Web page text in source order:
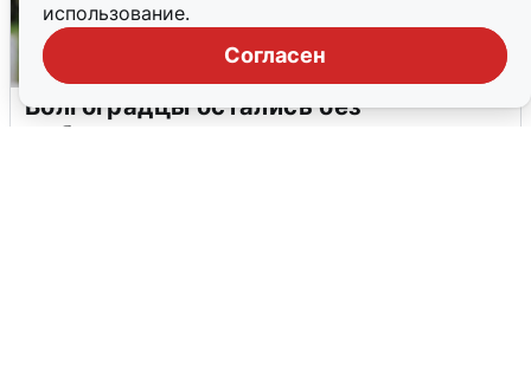
использование.
Согласен
Волгоградцы остались без
мобильного интернета